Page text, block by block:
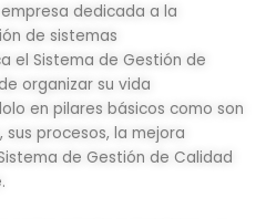
empresa dedicada a la
de sistemas
el Sistema de Gestión de
organizar su vida
en pilares básicos como son
procesos, la mejora
de Gestión de Calidad